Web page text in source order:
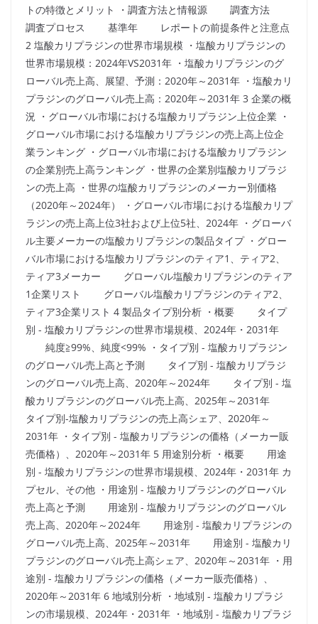
トの特徴とメリット ・調査方法と情報源 調査方法
調査プロセス 基準年 レポートの前提条件と注意点
2 塩酸カリプラジンの世界市場規模 ・塩酸カリプラジンの
世界市場規模：2024年VS2031年 ・塩酸カリプラジンのグ
ローバル売上高、展望、予測：2020年～2031年 ・塩酸カリ
プラジンのグローバル売上高：2020年～2031年 3 企業の概
況 ・グローバル市場における塩酸カリプラジン上位企業 ・
グローバル市場における塩酸カリプラジンの売上高上位企
業ランキング ・グローバル市場における塩酸カリプラジン
の企業別売上高ランキング ・世界の企業別塩酸カリプラジ
ンの売上高 ・世界の塩酸カリプラジンのメーカー別価格
（2020年～2024年） ・グローバル市場における塩酸カリプ
ラジンの売上高上位3社および上位5社、2024年 ・グローバ
ル主要メーカーの塩酸カリプラジンの製品タイプ ・グロー
バル市場における塩酸カリプラジンのティア1、ティア2、
ティア3メーカー グローバル塩酸カリプラジンのティア
1企業リスト グローバル塩酸カリプラジンのティア2、
ティア3企業リスト 4 製品タイプ別分析 ・概要 タイプ
別 - 塩酸カリプラジンの世界市場規模、2024年・2031年
純度≧99%、純度<99% ・タイプ別 - 塩酸カリプラジン
のグローバル売上高と予測 タイプ別 - 塩酸カリプラジ
ンのグローバル売上高、2020年～2024年 タイプ別 - 塩
酸カリプラジンのグローバル売上高、2025年～2031年
タイプ別-塩酸カリプラジンの売上高シェア、2020年～
2031年 ・タイプ別 - 塩酸カリプラジンの価格（メーカー販
売価格）、2020年～2031年 5 用途別分析 ・概要 用途
別 - 塩酸カリプラジンの世界市場規模、2024年・2031年 カ
プセル、その他 ・用途別 - 塩酸カリプラジンのグローバル
売上高と予測 用途別 - 塩酸カリプラジンのグローバル
売上高、2020年～2024年 用途別 - 塩酸カリプラジンの
グローバル売上高、2025年～2031年 用途別 - 塩酸カリ
プラジンのグローバル売上高シェア、2020年～2031年 ・用
途別 - 塩酸カリプラジンの価格（メーカー販売価格）、
2020年～2031年 6 地域別分析 ・地域別 - 塩酸カリプラジ
ンの市場規模、2024年・2031年 ・地域別 - 塩酸カリプラジ